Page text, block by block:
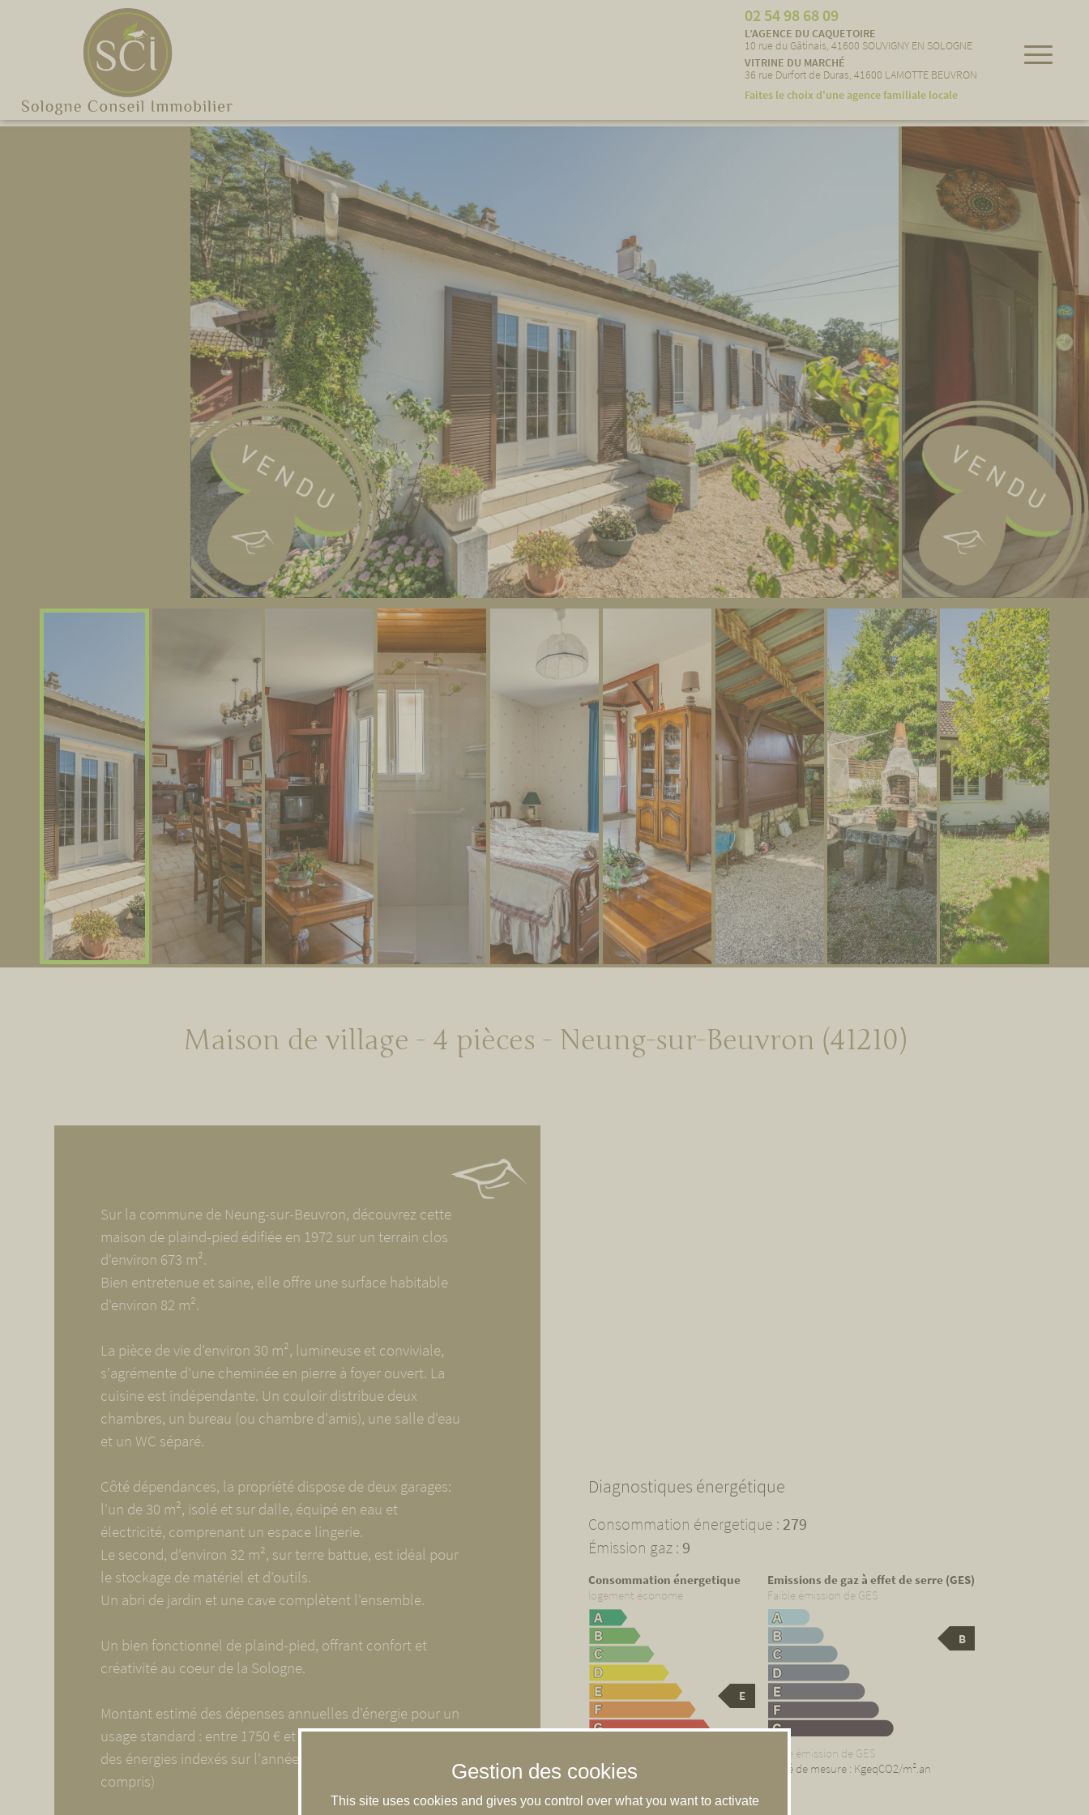
02 54 98 68 09
L’AGENCE DU CAQUETOIRE
10 rue du Gâtinais, 41600 SOUVIGNY EN SOLOGNE
VITRINE DU MARCHÉ
36 rue Durfort de Duras, 41600 LAMOTTE BEUVRON
Faites le choix d'une agence familiale locale
Maison de village - 4 pièces - Neung-sur-Beuvron (41210)
Sur la commune de Neung-sur-Beuvron, découvrez cette
maison de plaind-pied édifiée en 1972 sur un terrain clos
d'environ 673 m².
Bien entretenue et saine, elle offre une surface habitable
d'environ 82 m².
La pièce de vie d'environ 30 m², lumineuse et conviviale,
s'agrémente d'une cheminée en pierre à foyer ouvert. La
cuisine est indépendante. Un couloir distribue deux
chambres, un bureau (ou chambre d'amis), une salle d'eau
et un WC séparé.
Côté dépendances, la propriété dispose de deux garages:
l'un de 30 m², isolé et sur dalle, équipé en eau et
électricité, comprenant un espace lingerie.
Le second, d'environ 32 m², sur terre battue, est idéal pour
le stockage de matériel et d'outils.
Un abri de jardin et une cave complètent l'ensemble.
Un bien fonctionnel de plaind-pied, offrant confort et
créativité au coeur de la Sologne.
Montant estimé des dépenses annuelles d'énergie pour un
usage standard : entre 1750 € et 2420 € par an. Prix moyens
des énergies indexés sur l'année 2021 (abonnements
compris)
Diagnostiques énergétique
Consommation énergetique : 279
Émission gaz : 9
Consommation énergetique
logement économe
E
Unité de mesure : KWhEP/m².an
Emissions de gaz à effet de serre (GES)
Faible émission de GES
B
Forte émission de GES
Unité de mesure : KgeqCO2/m².an
Cookies management panel
This site uses cookies and gives you control over what you want to activate